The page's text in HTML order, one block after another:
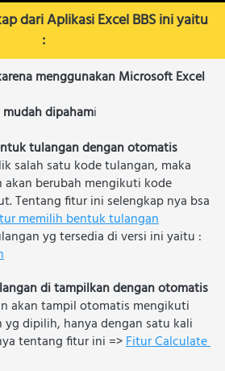
dari Aplikasi Excel BBS ini yaitu
:
menggunakan Microsoft Excel
dipahami
tulangan dengan otomatis
salah satu kode tulangan, maka
berubah mengikuti kode
Tentang fitur ini selengkap nya bsa
memilih bentuk tulangan
di tampilkan dengan otomatis
akan tampil otomatis mengikuti
dipilih, hanya dengan satu kali
tentang fitur ini => Fitur Calculate